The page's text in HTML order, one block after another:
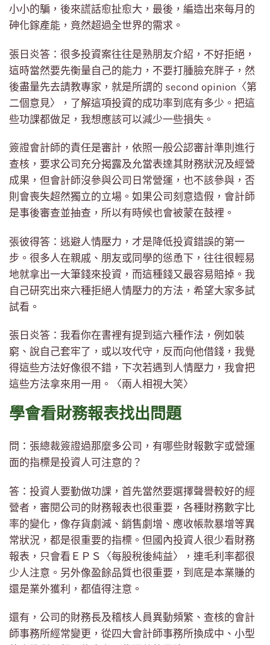
小小的騙，後來謊話愈扯愈大，最後，編造出來每月的
砷化鎵產能，竟然超過全世界的需求。
張日炎答：很多投資案往往是熟朋友介紹，不好拒絕，
這時當然要先衡量自己的能力，不要打腫臉充胖子，然
後盡量先去請教專家，就是所謂的 second opinion〈第
二個意見〉，了解這項投資的成功率到底有多少。把這
些功課都做足，我想應該可以減少一些損失。
簽證會計師的責任是審計，依照一般公認審計準則進行
查核，要求公司充分揭露及允當表達其財務狀況及經營
成果，但會計師沒參與公司日常營運，也不該參與，否
則會喪失超然獨立的立場。如果公司刻意造假，會計師
是事後審查並抽查，所以有時候也會被蒙在鼓裡。
張彼得答：逃避人情壓力，才是降低投資錯誤的第一
步。很多人在親戚、朋友或同學的慫恿下，往往很輕易
地就拿出一大筆錢來投資，而這種錢又最容易賠掉。我
自己研究出來六種拒絕人情壓力的方法，希望大家多試
試看。
張日炎答：我看你在書裡有提到這六種作法，例如裝
窮、說自己套牢了，或以攻代守，反而向他借錢，我覺
得這些方法好像很不錯，下次若遇到人情壓力，我會把
這些方法拿來用一用。〈兩人相視大笑〉
學會看財務報表找出問題
問：張總裁簽證過那麼多公司，有哪些財報數字或營運
面的指標是投資人可注意的？
答：投資人要勤做功課，首先當然要選擇聲譽較好的經
營者，審閱公司的財務報表也很重要，各種財務數字比
率的變化，像存貨劇減、銷售劇增、應收帳款暴增等異
常狀況，都是很重要的指標。但國內投資人很少看財務
報表，只會看ＥＰＳ〈每股稅後純益〉，連毛利率都很
少人注意。另外像盈餘品質也很重要，到底是本業賺的
還是業外獲利，都值得注意。
還有，公司的財務長及稽核人員異動頻繁、查核的會計
師事務所經常變更，從四大會計師事務所換成中、小型